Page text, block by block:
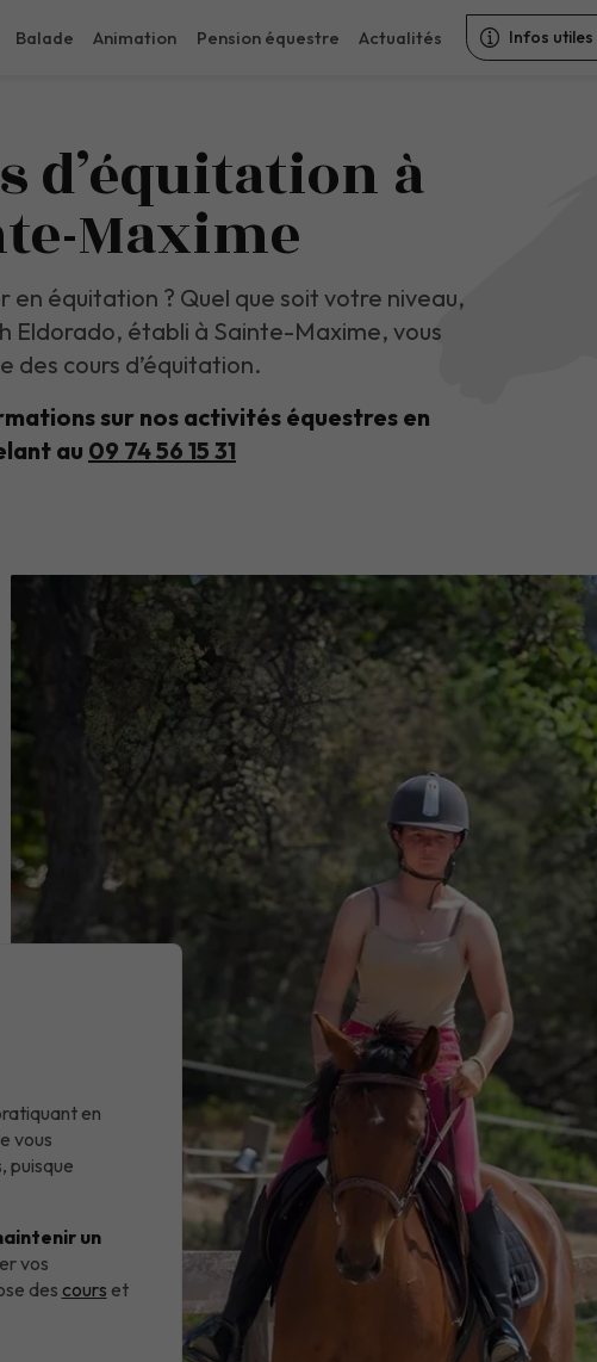
Balade Animation Pension équestre Actualités Infos utiles
d’équitation à
Maxime
en équitation ? Quel que soit votre niveau,
Eldorado, établi à Sainte-Maxime, vous
des cours d’équitation.
sur nos activités équestres en
au 09 74 56 15 31
en
vous
puisque
un
vos
des cours et